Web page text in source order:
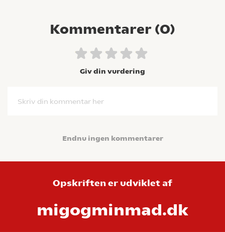
Kommentarer (0)
Giv din vurdering
Skriv din kommentar her
Endnu ingen kommentarer
Opskriften er udviklet af
migogminmad.dk